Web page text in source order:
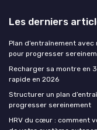
Les derniers
Plan d’entraînement
pour progresser
Recharger sa montre en
rapide en 2026
Structurer un plan
progresser sereinement
HRV du cœur : comment